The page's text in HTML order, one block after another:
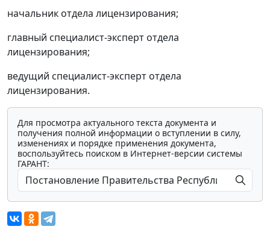
начальник отдела лицензирования;
главный специалист-эксперт отдела
лицензирования;
ведущий специалист-эксперт отдела
лицензирования.
Для просмотра актуального текста документа и
получения полной информации о вступлении в силу,
изменениях и порядке применения документа,
воспользуйтесь поиском в Интернет-версии системы
ГАРАНТ: